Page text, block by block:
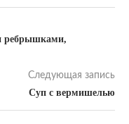
ребрышками,
Следующая запись
Суп с вермишелью